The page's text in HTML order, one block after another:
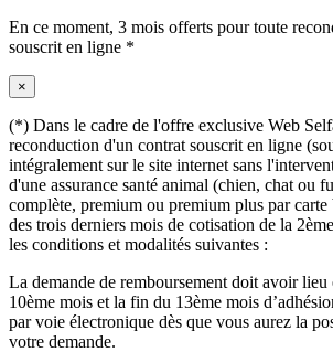
En ce moment, 3 mois offerts pour toute
souscrit en ligne *
×
(*) Dans le cadre de l'offre exclusive Web
reconduction d'un contrat souscrit en ligne
intégralement sur le site internet sans
d'une assurance santé animal (chien, chat ou
complète, premium ou premium plus par
des trois derniers mois de cotisation de la
les conditions et modalités suivantes :
La demande de remboursement doit avoir lieu
10ème mois et la fin du 13ème mois
par voie électronique dès que vous aurez la
votre demande.